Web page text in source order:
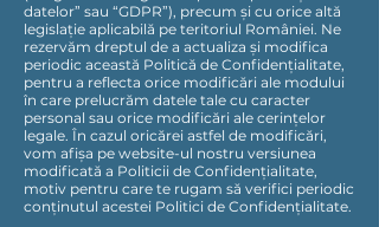
datelor” sau “GDPR”), precum și cu orice altă
legislație aplicabilă pe teritoriul României. Ne
rezervăm dreptul de a actualiza și modifica
periodic această Politică de Confidențialitate,
pentru a reflecta orice modificări ale modului
în care prelucrăm datele tale cu caracter
personal sau orice modificări ale cerințelor
legale. În cazul oricărei astfel de modificări,
vom afișa pe website-ul nostru versiunea
modificată a Politicii de Confidențialitate,
motiv pentru care te rugam să verifici periodic
conținutul acestei Politici de Confidențialitate.